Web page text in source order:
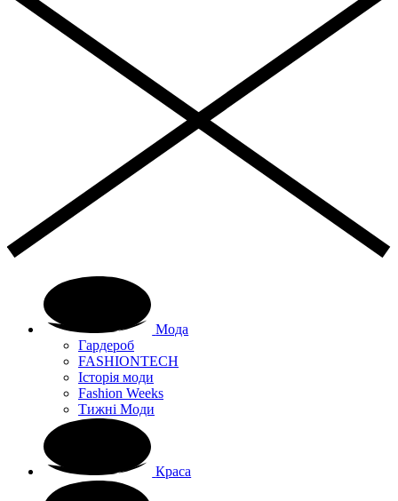
Мода
Гардероб
FASHIONTECH
Історія моди
Fashion Weeks
Тижні Моди
Краса